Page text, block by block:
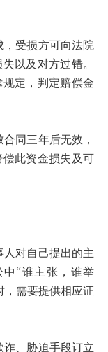
受损方可向法院
以及对方过错。
定，判定赔偿金
同三年后无效，
此资金损失及可
对自己提出的主
“谁主张，谁举
，需要提供相应证
、胁迫手段订立